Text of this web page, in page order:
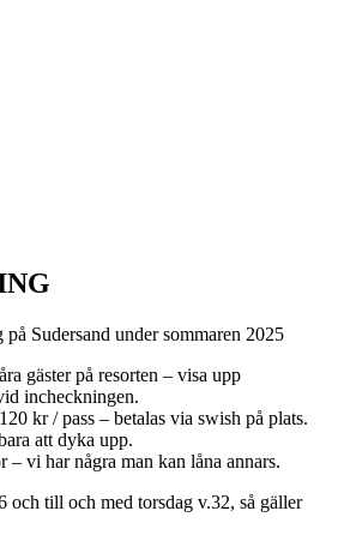
Sudersand under sommaren 2025
gäster på resorten – visa upp
incheckningen.
kr / pass – betalas via swish på plats.
att dyka upp.
– vi har några man kan låna annars.
och till och med torsdag v.32, så gäller